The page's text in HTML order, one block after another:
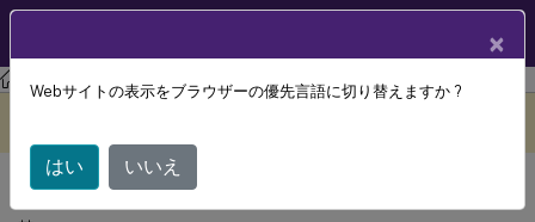
フェデレーション認証サービス フェデレーション認証サービス
Azure AD 統合
×
Webサイトの表示をブラウザーの優先言語に切り替えますか ?
はい いいえ